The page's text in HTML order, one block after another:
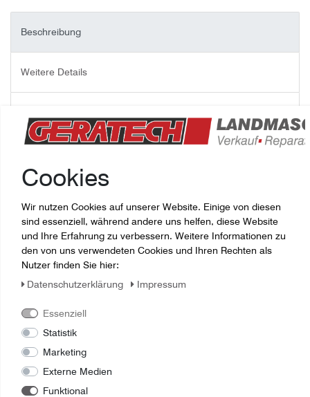
Beschreibung
Weitere Details
Cookies
Wir nutzen Cookies auf unserer Website. Einige von diesen
sind essenziell, während andere uns helfen, diese Website
und Ihre Erfahrung zu verbessern. Weitere Informationen zu
den von uns verwendeten Cookies und Ihren Rechten als
Nutzer finden Sie hier:
Daten­schutz­erklärung
Impressum
Essenziell
Statistik
Marketing
Externe Medien
Funktional